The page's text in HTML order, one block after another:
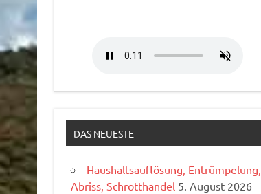
DAS NEUESTE
Haushaltsauflösung, Entrümpelung,
Abriss, Schrotthandel 5. August 2026